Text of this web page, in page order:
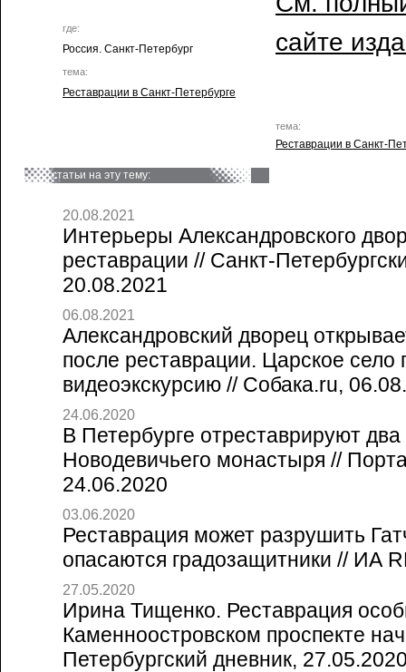
где:
Россия. Санкт-Петербург
тема:
Реставрации в Санкт-Петербурге
сайте
тема:
Реставрации в Санкт-
статьи на эту тему:
20.08.2021
Интерьеры Александровского
реставрации // Санкт-
20.08.2021
06.08.2021
Александровский дворец
после реставрации. Царское село
видеоэкскурсию // Собака.ru,
24.06.2020
В Петербурге отреставрируют два
Новодевичьего монастыря //
24.06.2020
03.06.2020
Реставрация может разрушить
опасаются градозащитники // ИА
27.05.2020
Ирина Тищенко. Реставрация
Каменноостровском проспекте
Петербургский дневник,